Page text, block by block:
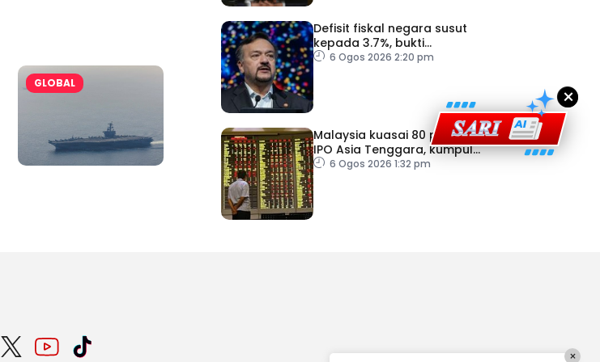
GLOBAL
Defisit fiskal negara susut
kepada 3.7%, bukti
keyakinan pelabur masih
6 Ogos 2026 2:20 pm
Malaysia kuasai 80 peratus
IPO Asia Tenggara, kumpul
AS$1.4 bilion separuh
6 Ogos 2026 1:32 pm
×
×